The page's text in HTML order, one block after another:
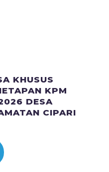
KHUSUS
KPM
DESA
CIPARI